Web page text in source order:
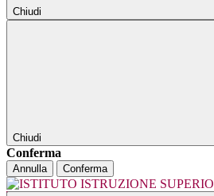
Chiudi
Chiudi
Conferma
Annulla Conferma